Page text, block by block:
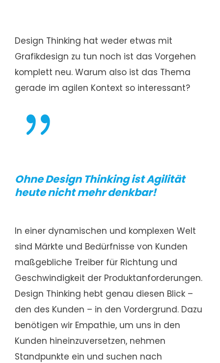
Design Thinking hat weder etwas mit
Grafikdesign zu tun noch ist das Vorgehen
komplett neu. Warum also ist das Thema
gerade im agilen Kontext so interessant?
{
Ohne Design Thinking ist Agilität
heute nicht mehr denkbar!
In einer dynamischen und komplexen Welt
sind Märkte und Bedürfnisse von Kunden
maßgebliche Treiber für Richtung und
Geschwindigkeit der Produktanforderungen.
Design Thinking hebt genau diesen Blick –
den des Kunden – in den Vordergrund. Dazu
benötigen wir Empathie, um uns in den
Kunden hineinzuversetzen, nehmen
Standpunkte ein und suchen nach